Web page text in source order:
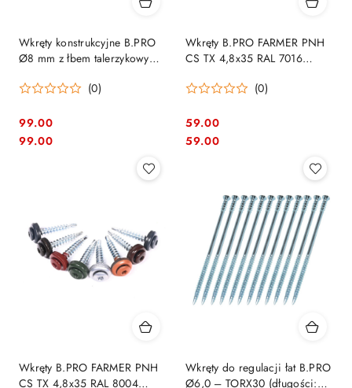
Wkręty konstrukcyjne B.PRO
Ø8 mm z łbem talerzykowym
(0)
Cena:
99.00
Cena:
99.00
Wkręty B.PRO FARMER PNH
CS TX 4,8x35 RAL 7016
(0)
Cena:
59.00
Cena:
59.00
Wkręty B.PRO FARMER PNH
CS TX 4,8x35 RAL 8004
Wkręty do regulacji łat B.PRO
Ø6,0 – TORX30 (długości: